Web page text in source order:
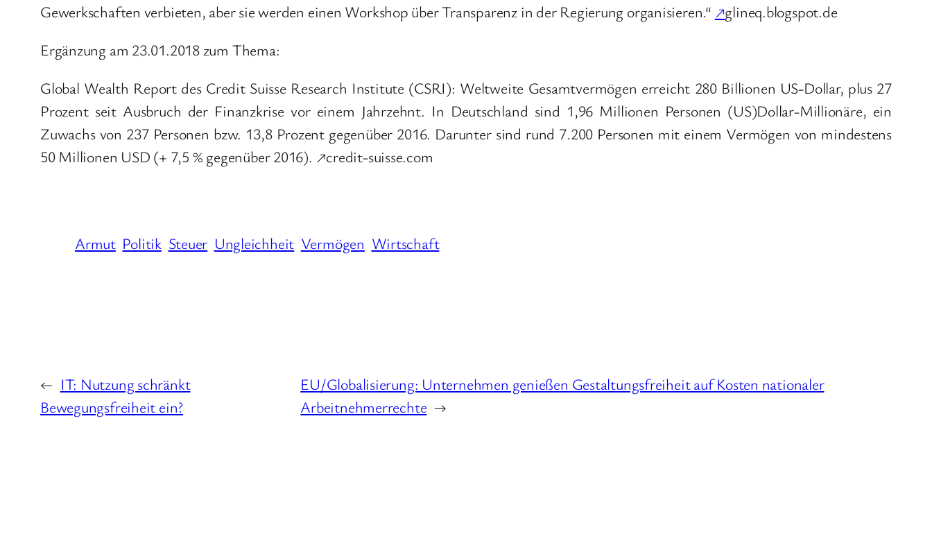
Gewerkschaften verbieten, aber sie werden einen Workshop über Transparenz in der Regierung organisieren.“ ↗glineq.blogspot.de
Ergänzung am 23.01.2018 zum Thema:
Global Wealth Report des Credit Suisse Research Institute (CSRI): Weltweite Gesamtvermögen erreicht 280 Billionen US-Dollar, plus 27
Prozent seit Ausbruch der Finanzkrise vor einem Jahrzehnt. In Deutschland sind 1,96 Millionen Personen (US)Dollar-Millionäre, ein
Zuwachs von 237 Personen bzw. 13,8 Prozent gegenüber 2016. Darunter sind rund 7.200 Personen mit einem Vermögen von mindestens
50 Millionen USD (+ 7,5 % gegenüber 2016). ↗credit-suisse.com
Armut Politik Steuer Ungleichheit Vermögen Wirtschaft
← IT: Nutzung schränkt
Bewegungsfreiheit ein?
EU/Globalisierung: Unternehmen genießen Gestaltungsfreiheit auf Kosten nationaler
Arbeitnehmerrechte →